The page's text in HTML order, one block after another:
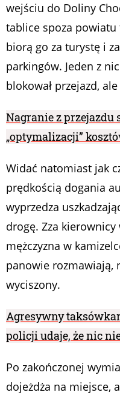
wejściu do Doliny
tablice spoza
biorą go za turystę i
parkingów. Jeden z
blokował przejazd,
Nagranie z przejazdu
„optymalizacji”
Widać natomiast jak
prędkością dogania
wyprzedza
drogę. Zza
mężczyzna w
panowie rozmawiają,
wyciszony.
Agresywny
policji udaje, że nic
Po zakończonej
dojeżdża na miejsce,